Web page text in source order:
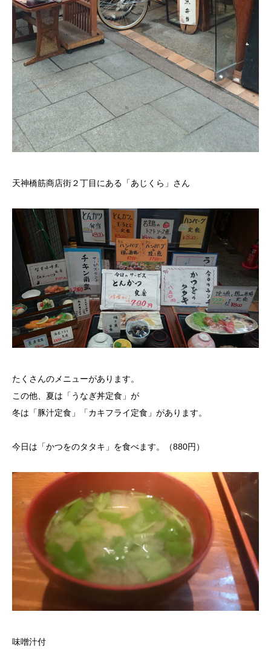
天神橋筋商店街２丁目にある「あじくら」さん
たくさんのメニューがあります。
この他、夏は「うなぎ丼定食」が
冬は「豚汁定食」「カキフライ定食」があります。
今日は「かつをのタタキ」を食べます。（880円）
味噌汁付